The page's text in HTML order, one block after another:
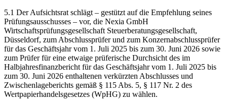
5.1 Der Aufsichtsrat schlägt – gestützt auf die Empfehlung seines
Prüfungsausschusses – vor, die Nexia GmbH
Wirtschaftsprüfungsgesellschaft Steuerberatungsgesellschaft,
Düsseldorf, zum Abschlussprüfer und zum Konzernabschlussprüfer
für das Geschäftsjahr vom 1. Juli 2025 bis zum 30. Juni 2026 sowie
zum Prüfer für eine etwaige prüferische Durchsicht des im
Halbjahresfinanzbericht für das Geschäftsjahr vom 1. Juli 2025 bis
zum 30. Juni 2026 enthaltenen verkürzten Abschlusses und
Zwischenlageberichts gemäß § 115 Abs. 5, § 117 Nr. 2 des
Wertpapierhandelsgesetzes (WpHG) zu wählen.